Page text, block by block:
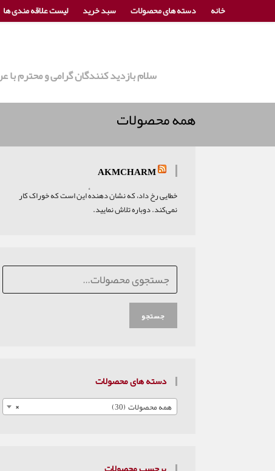
خانه دسته های محصولات سبد خرید لیست علاقه مندی ها
سلام بازدید کنندگان گرامی و محترم
همه محصولات
AKMCHARM
خطایی رخ داد، که نشان دهندهٔ این است که خوراک کار
نمی‌کند. دوباره تلاش نمایید.
جستجو
دسته های محصولات
× همه محصولات (30)